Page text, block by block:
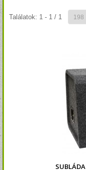
Találatok: 1 - 1 / 1
SUBLÁDA